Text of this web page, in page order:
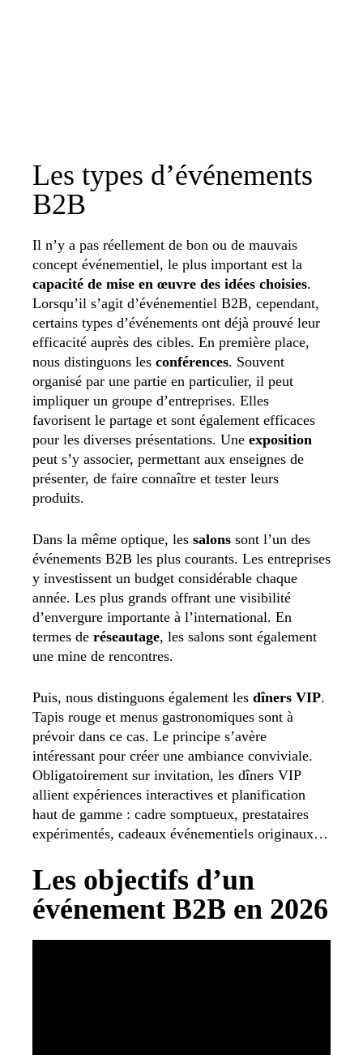
Les types d’événements
B2B
Il n’y a pas réellement de bon ou de mauvais
concept événementiel, le plus important est la
capacité de mise en œuvre des idées choisies.
Lorsqu’il s’agit d’événementiel B2B, cependant,
certains types d’événements ont déjà prouvé leur
efficacité auprès des cibles. En première place,
nous distinguons les conférences. Souvent
organisé par une partie en particulier, il peut
impliquer un groupe d’entreprises. Elles
favorisent le partage et sont également efficaces
pour les diverses présentations. Une exposition
peut s’y associer, permettant aux enseignes de
présenter, de faire connaître et tester leurs
produits.
Dans la même optique, les salons sont l’un des
événements B2B les plus courants. Les entreprises
y investissent un budget considérable chaque
année. Les plus grands offrant une visibilité
d’envergure importante à l’international. En
termes de réseautage, les salons sont également
une mine de rencontres.
Puis, nous distinguons également les dîners VIP.
Tapis rouge et menus gastronomiques sont à
prévoir dans ce cas. Le principe s’avère
intéressant pour créer une ambiance conviviale.
Obligatoirement sur invitation, les dîners VIP
allient expériences interactives et planification
haut de gamme : cadre somptueux, prestataires
expérimentés, cadeaux événementiels originaux…
Les objectifs d’un
événement B2B en 2026